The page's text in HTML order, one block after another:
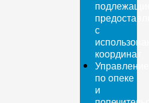
с
координат
Управление
по опеке
и